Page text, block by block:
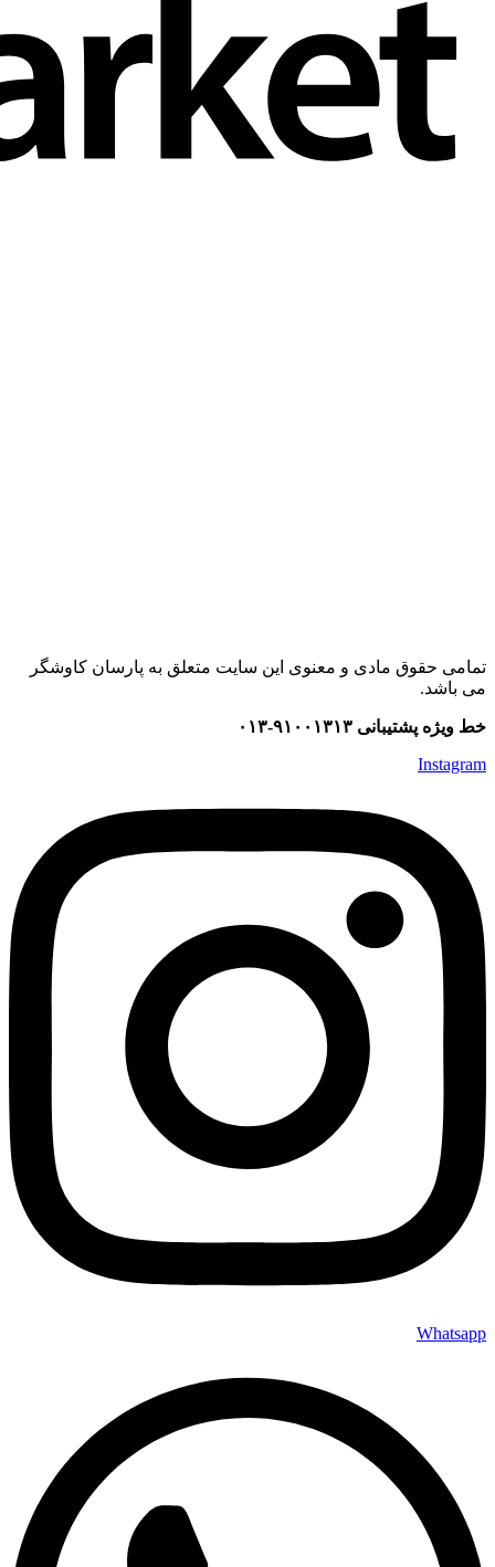
تمامی حقوق مادی و معنوی این سایت متعلق به پارسان کاوشگر
می باشد.
خط ویژه پشتیبانی ۹۱۰۰۱۳۱۳-۰۱۳
Instagram
Whatsapp